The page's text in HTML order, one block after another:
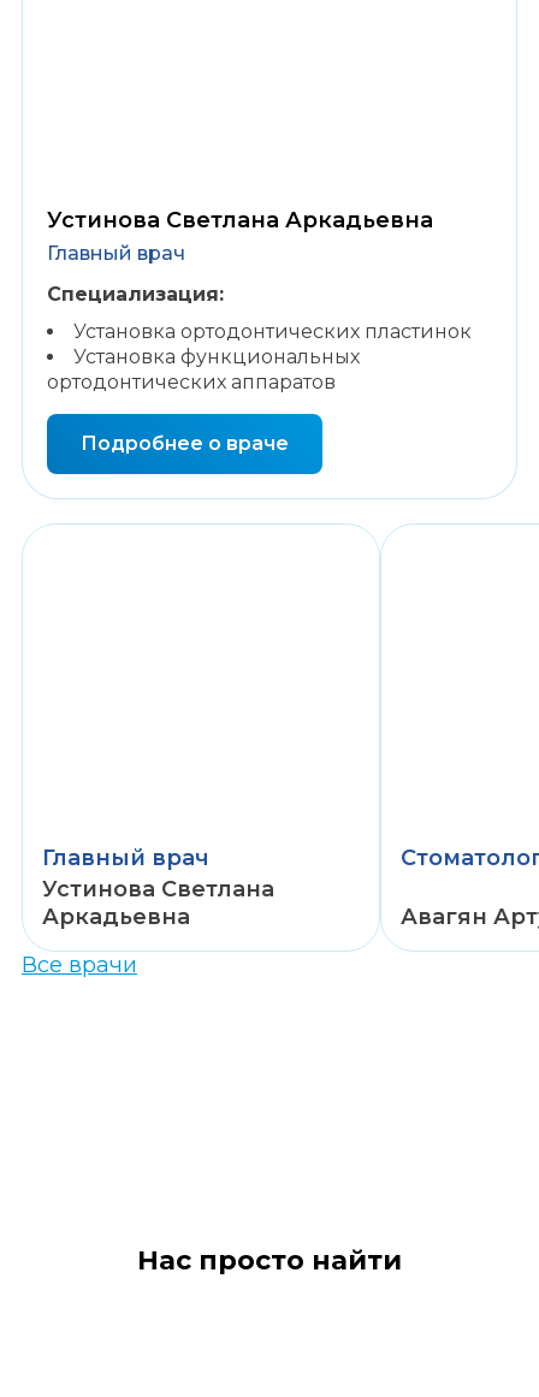
Главный врач
Устинова Светлана
Аркадьевна
Авагян
Все врачи
Устинова Светлана Аркадьевна
Главный врач
Специализация:
Установка ортодонтических пластинок
Установка функциональных
ортодонтических аппаратов
Подробнее о враче
Нас просто найти